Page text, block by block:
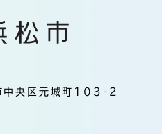
央区元城町103-2